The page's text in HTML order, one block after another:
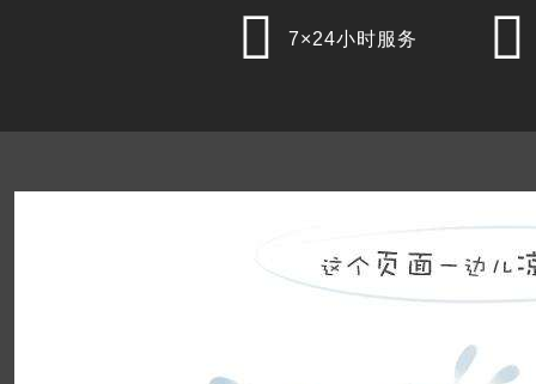
 7×24小时服务 